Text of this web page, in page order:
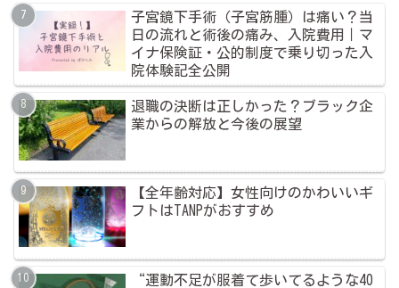
子宮鏡下手術（子宮筋腫）は痛い？当
日の流れと術後の痛み、入院費用｜マ
イナ保険証・公的制度で乗り切った入
院体験記全公開
退職の決断は正しかった？ブラック企
業からの解放と今後の展望
【全年齢対応】女性向けのかわいいギ
フトはTANPがおすすめ
“運動不足が服着て歩いてるような40